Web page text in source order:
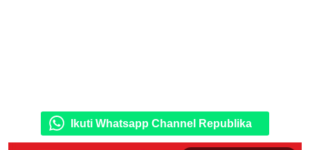
Ikuti Whatsapp Channel Republika